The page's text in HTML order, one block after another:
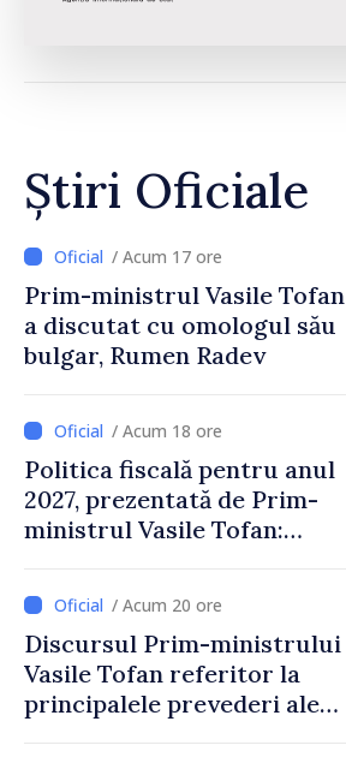
Știri Oficiale
/ Acum 17 ore
Prim-ministrul Vasile Tofan
a discutat cu omologul său
bulgar, Rumen Radev
/ Acum 18 ore
Politica fiscală pentru anul
2027, prezentată de Prim-
ministrul Vasile Tofan:
stimularea investițiilor și o
taxare mai echitabilă
/ Acum 20 ore
Discursul Prim-ministrului
Vasile Tofan referitor la
principalele prevederi ale